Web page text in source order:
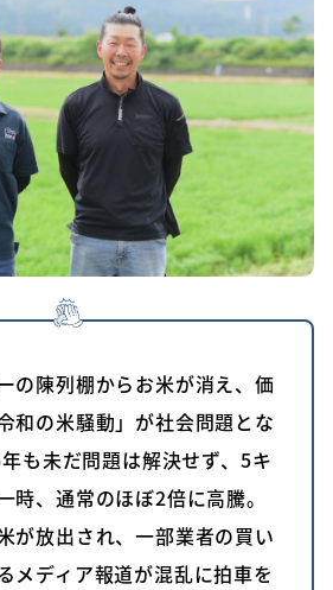
の陳列棚からお米が消え、価
和の米騒動」が社会問題とな
も未だ問題は解決せず、5キ
時、通常のほぼ2倍に高騰。
が放出され、一部業者の買い
メディア報道が混乱に拍車を